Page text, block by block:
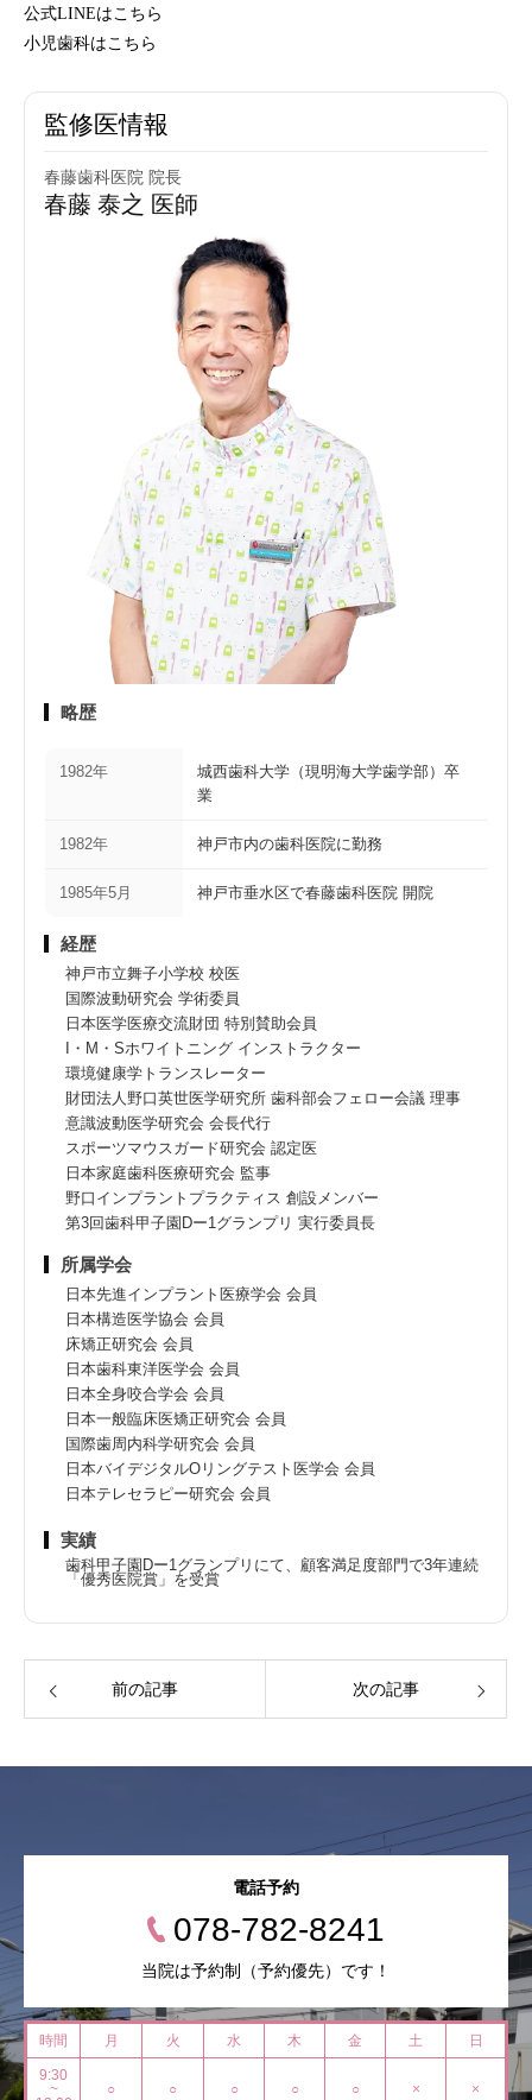
公式LINEはこちら
小児歯科はこちら
監修医情報
春藤歯科医院 院長
春藤 泰之 医師
略歴
1982年
城西歯科大学（現明海大学歯学部）卒
業
1982年 神戸市内の歯科医院に勤務
1985年5月 神戸市垂水区で春藤歯科医院 開院
経歴
神戸市立舞子小学校 校医
国際波動研究会 学術委員
日本医学医療交流財団 特別賛助会員
I・M・Sホワイトニング インストラクター
環境健康学トランスレーター
財団法人野口英世医学研究所 歯科部会フェロー会議 理事
意識波動医学研究会 会長代行
スポーツマウスガード研究会 認定医
日本家庭歯科医療研究会 監事
野口インプラントプラクティス 創設メンバー
第3回歯科甲子園Dー1グランプリ 実行委員長
所属学会
日本先進インプラント医療学会 会員
日本構造医学協会 会員
床矯正研究会 会員
日本歯科東洋医学会 会員
日本全身咬合学会 会員
日本一般臨床医矯正研究会 会員
国際歯周内科学研究会 会員
日本バイデジタルOリングテスト医学会 会員
日本テレセラピー研究会 会員
実績
歯科甲子園Dー1グランプリにて、顧客満足度部門で3年連続
「優秀医院賞」を受賞
前の記事 次の記事
電話予約
078-782-8241
当院は予約制（予約優先）です！
時間 月 火 水 木 金 土 日
9:30
~
○ ○ ○ ○ ○ × ×